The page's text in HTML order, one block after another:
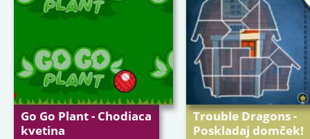
Go Go Plant - Chodiaca
kvetina
Trouble Dragons -
Poskladaj domček!